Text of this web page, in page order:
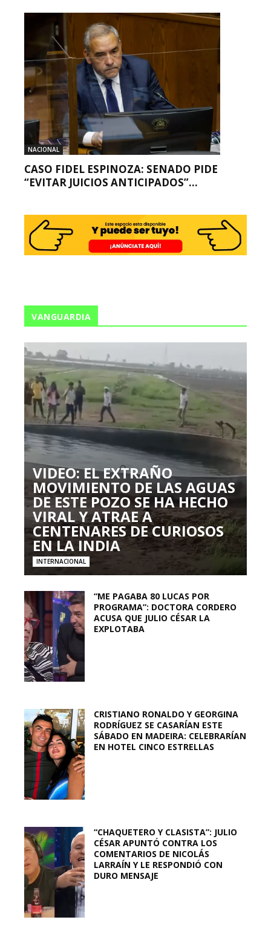
NACIONAL
CASO FIDEL ESPINOZA: SENADO PIDE
“EVITAR JUICIOS ANTICIPADOS”...
VANGUARDIA
VIDEO: EL EXTRAÑO
MOVIMIENTO DE LAS AGUAS
DE ESTE POZO SE HA HECHO
VIRAL Y ATRAE A
CENTENARES DE CURIOSOS
EN LA INDIA
INTERNACIONAL
“ME PAGABA 80 LUCAS POR
PROGRAMA”: DOCTORA CORDERO
ACUSA QUE JULIO CÉSAR LA
EXPLOTABA
CRISTIANO RONALDO Y GEORGINA
RODRÍGUEZ SE CASARÍAN ESTE
SÁBADO EN MADEIRA: CELEBRARÍAN
EN HOTEL CINCO ESTRELLAS
“CHAQUETERO Y CLASISTA”: JULIO
CÉSAR APUNTÓ CONTRA LOS
COMENTARIOS DE NICOLÁS
LARRAÍN Y LE RESPONDIÓ CON
DURO MENSAJE